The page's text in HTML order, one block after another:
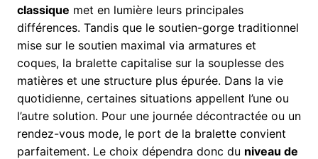
classique met en lumière leurs principales
différences. Tandis que le soutien-gorge traditionnel
mise sur le soutien maximal via armatures et
coques, la bralette capitalise sur la souplesse des
matières et une structure plus épurée. Dans la vie
quotidienne, certaines situations appellent l’une ou
l’autre solution. Pour une journée décontractée ou un
rendez-vous mode, le port de la bralette convient
parfaitement. Le choix dépendra donc du niveau de